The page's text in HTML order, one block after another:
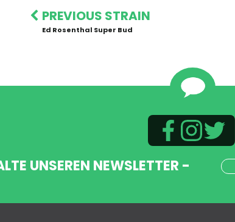
PREVIOUS STRAIN
Ed Rosenthal Super Bud
UNSEREN NEWSLETTER -